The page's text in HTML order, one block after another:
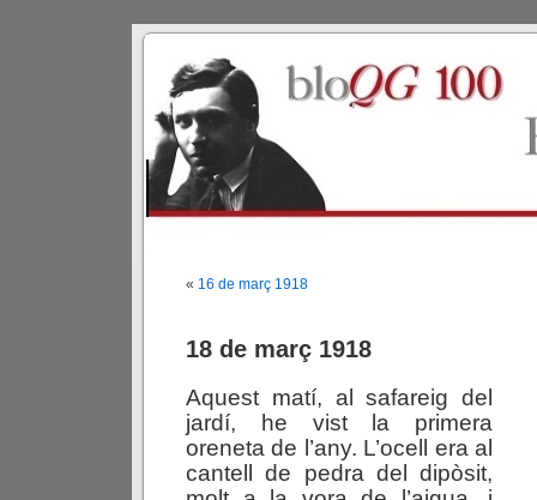
« 16 de març 1918
18 de març 1918
Aquest matí, al safareig del
jardí, he vist la primera
oreneta de l’any. L’ocell era al
cantell de pedra del dipòsit,